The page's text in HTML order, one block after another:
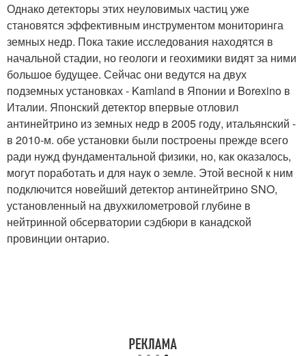
Однако детекторы этих неуловимых частиц уже
становятся эффективным инструментом мониторинга
земных недр. Пока такие исследования находятся в
начальной стадии, но геологи и геохимики видят за ними
большое будущее. Сейчас они ведутся на двух
подземных установках - Kamland в Японии и Borexino в
Италии. Японский детектор впервые отловил
антинейтрино из земных недр в 2005 году, итальянский -
в 2010-м. обе установки были построены прежде всего
ради нужд фундаментальной физики, но, как оказалось,
могут поработать и для наук о земле. Этой весной к ним
подключится новейший детектор антинейтрино SNO,
установленный на двухкилометровой глубине в
нейтринной обсерватории сэдбюри в канадской
провинции онтарио.